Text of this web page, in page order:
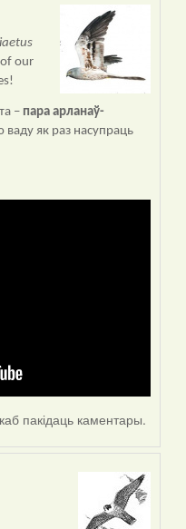
our
– пара арланаў-
ваду як раз насупраць
каб пакідаць каментары.